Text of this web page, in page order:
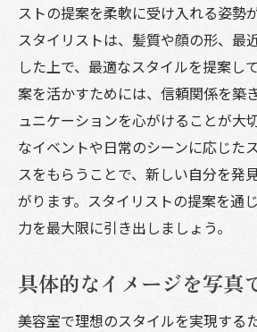
ストの提案を柔軟に受け入れる姿勢
スタイリストは、髪質や顔の形、最
した上で、最適なスタイルを提案し
案を活かすためには、信頼関係を築
ュニケーションを心がけることが大
なイベントや日常のシーンに応じた
スをもらうことで、新しい自分を発
がります。スタイリストの提案を通
力を最大限に引き出しましょう。
具体的なイメージを写真
美容室で理想のスタイルを実現する